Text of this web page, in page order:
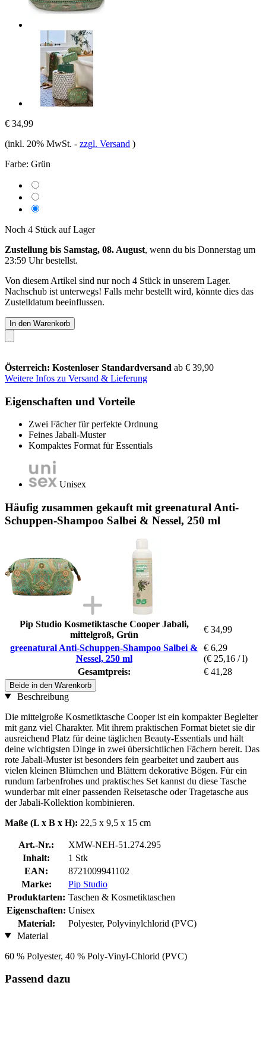
€ 34,99
(inkl. 20% MwSt. - zzgl. Versand )
Farbe: Grün
Noch 4 Stück auf Lager
Zustellung bis Samstag, 08. August, wenn du bis Donnerstag um
23:59 Uhrbestellst.
Von diesem Artikel sind nur noch 4 Stück in unserem Lager.
Nachschub ist unterwegs! Falls mehr bestellt wird, könnte dies das
Zustelldatum beeinflussen.
In den Warenkorb
Österreich: Kostenloser Standardversand ab € 39,90
Weitere Infos zu Versand & Lieferung
Eigenschaften und Vorteile
Zwei Fächer für perfekte Ordnung
Feines Jabali-Muster
Kompaktes Format für Essentials
Unisex
Häufig zusammen gekauft mit greenatural Anti-
Schuppen-Shampoo Salbei & Nessel, 250 ml
Pip Studio Kosmetiktasche Cooper Jabali,
mittelgroß, Grün
€ 34,99
greenatural Anti-Schuppen-Shampoo Salbei &
Nessel, 250 ml
€ 6,29
(€ 25,16 / l)
Gesamtpreis:
€ 41,28
Beide in den Warenkorb
Beschreibung
Die mittelgroße Kosmetiktasche Cooper ist ein kompakter Begleiter
mit ganz viel Charakter. Mit ihrem praktischen Format bietet sie dir
ausreichend Platz für deine täglichen Beauty-Essentials und hält
deine wichtigsten Dinge in zwei übersichtlichen Fächern bereit. Das
rote Jabali-Muster ist besonders fein gearbeitet und zaubert aus
vielen kleinen Blümchen und Blättern dekorative Bögen. Für ein
rundum farbenfrohes und praktisches Set kannst du diese Tasche
wunderbar mit einer passenden Reisetasche oder Tragetasche aus
der Jabali-Kollektion kombinieren.
Maße (L x B x H): 22,5 x 9,5 x 15 cm
Art.-Nr.:
XMW-NEH-51.274.295
Inhalt:
1 Stk
EAN:
8721009941102
Marke:
Pip Studio
Produktarten: Taschen & Kosmetiktaschen
Eigenschaften: Unisex
Material:
Polyester, Polyvinylchlorid (PVC)
Material
60 % Polyester, 40 % Poly-Vinyl-Chlorid (PVC)
Passend dazu